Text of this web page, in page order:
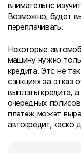
внимательно
Возможно, будет
переплачивать.
Некоторые
машину нужно
кредита. Это не
санкциях за отказ
выплаты кредита,
очередных
платеж может
автокредит, каско